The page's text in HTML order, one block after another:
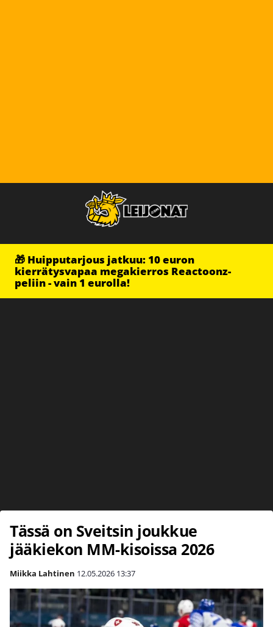
🎁 Huipputarjous jatkuu: 10 euron
kierrätysvapaa megakierros Reactoonz-
peliin - vain 1 eurolla!
Tässä on Sveitsin joukkue
jääkiekon MM-kisoissa 2026
Miikka Lahtinen 12.05.2026 13:37